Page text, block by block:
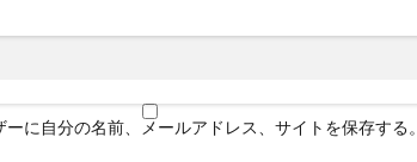
に自分の名前、メールアドレス、サイトを保存する。